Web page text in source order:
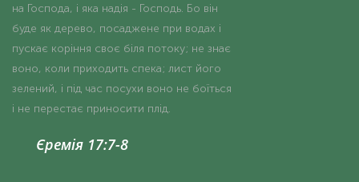
на Господа, і яка надія - Господь. Бо він
буде як дерево, посаджене при водах і
пускає коріння своє біля потоку; не знає
воно, коли приходить спека; лист його
зелений, і під час посухи воно не боїться
і не перестає приносити плід.
Єремія 17:7-8